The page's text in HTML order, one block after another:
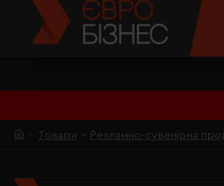
Товари Рекламно-сувенірна